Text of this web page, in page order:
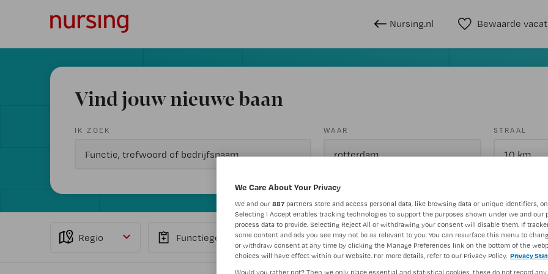
Nursing.nl Bewaarde
Vind jouw nieuwe baan
IK ZOEK WAAR STRAAL
Regio Functiegebied Opleiding Meer filters Wis
We Care About Your Privacy
We and our 887 partners store and access personal data, like browsing data or unique identifiers,
Selecting I Accept enables tracking technologies to support the purposes shown under we and our
process data to provide. Selecting Reject All or withdrawing your consent will disable them. If
some content and ads you see may not be as relevant to you. You can resurface this menu to
or withdraw consent at any time by clicking the Manage Preferences link on the bottom of the
choices will have effect within our Website. For more details, refer to our Privacy Policy. Privacy
Would you rather not? Then we only place essential and statistical cookies, these do not record